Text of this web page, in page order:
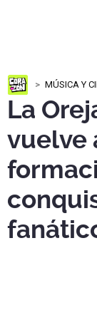
MÚSICA Y
La
vuelve